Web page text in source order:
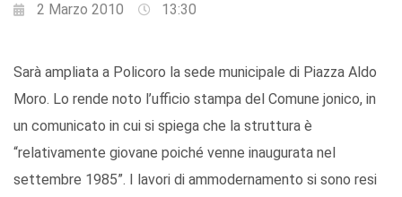
2 Marzo 2010 13:30
Sarà ampliata a Policoro la sede municipale di Piazza Aldo
Moro. Lo rende noto l’ufficio stampa del Comune jonico, in
un comunicato in cui si spiega che la struttura è
“relativamente giovane poiché venne inaugurata nel
settembre 1985”. I lavori di ammodernamento si sono resi